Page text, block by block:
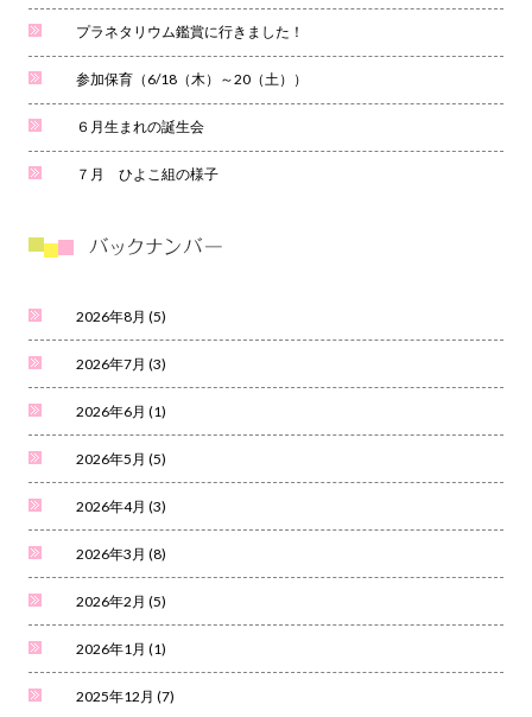
プラネタリウム鑑賞に行きました！
参加保育（6/18（木）～20（土））
６月生まれの誕生会
７月 ひよこ組の様子
2026年8月 (5)
2026年7月 (3)
2026年6月 (1)
2026年5月 (5)
2026年4月 (3)
2026年3月 (8)
2026年2月 (5)
2026年1月 (1)
2025年12月 (7)